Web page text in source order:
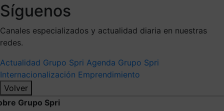
Síguenos
Canales especializados y actualidad diaria en nuestras
redes.
Actualidad Grupo Spri Agenda Grupo Spri
Internacionalización Emprendimiento
Volver
Grupo Spri